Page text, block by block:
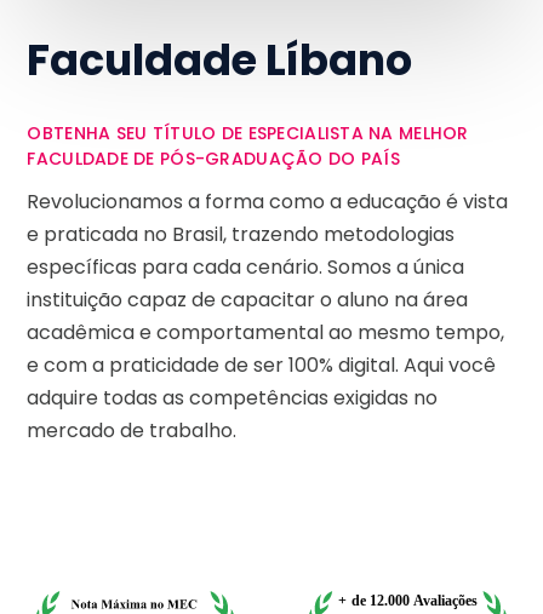
Faculdade Líbano
OBTENHA SEU TÍTULO DE ESPECIALISTA NA MELHOR
FACULDADE DE PÓS-GRADUAÇÃO DO PAÍS
Revolucionamos a forma como a educação é vista
e praticada no Brasil, trazendo metodologias
específicas para cada cenário. Somos a única
instituição capaz de capacitar o aluno na área
acadêmica e comportamental ao mesmo tempo,
e com a praticidade de ser 100% digital. Aqui você
adquire todas as competências exigidas no
mercado de trabalho.